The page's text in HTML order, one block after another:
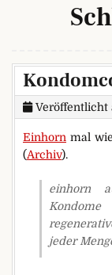
Veröffentlicht
Einhorn mal
(Archiv).
einhorn
jeder